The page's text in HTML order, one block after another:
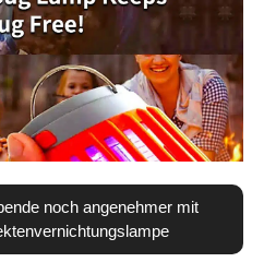
noch angenehmer mit